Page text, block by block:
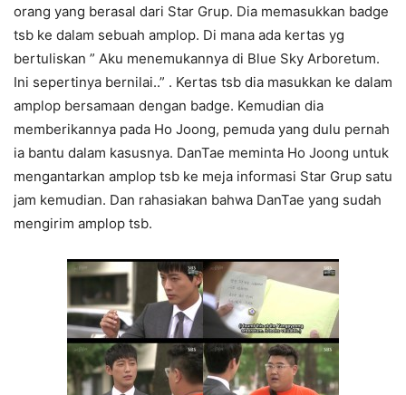
orang yang berasal dari Star Grup. Dia memasukkan badge
tsb ke dalam sebuah amplop. Di mana ada kertas yg
bertuliskan ” Aku menemukannya di Blue Sky Arboretum.
Ini sepertinya bernilai..” . Kertas tsb dia masukkan ke dalam
amplop bersamaan dengan badge. Kemudian dia
memberikannya pada Ho Joong, pemuda yang dulu pernah
ia bantu dalam kasusnya. DanTae meminta Ho Joong untuk
mengantarkan amplop tsb ke meja informasi Star Grup satu
jam kemudian. Dan rahasiakan bahwa DanTae yang sudah
mengirim amplop tsb.